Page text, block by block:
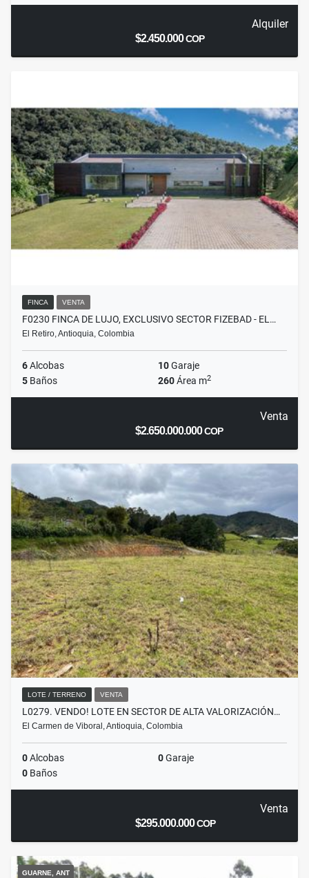
Alquiler
$2.450.000COP
FINCA VENTA
F0230 FINCA DE LUJO, EXCLUSIVO SECTOR FIZEBAD - EL…
El Retiro, Antioquia, Colombia
6Alcobas 10Garaje
5 Baños 260Área m2
Venta
$2.650.000.000COP
LOTE / TERRENO VENTA
L0279. VENDO! LOTE EN SECTOR DE ALTA VALORIZACIÓN…
El Carmen de Viboral, Antioquia, Colombia
0Alcobas 0Garaje
0 Baños
Venta
$295.000.000COP
GUARNE, ANT